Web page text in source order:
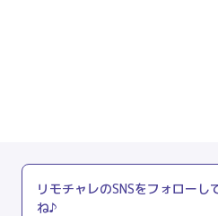
リモチャレのSNSをフォローし
ね♪